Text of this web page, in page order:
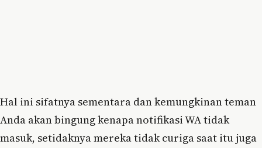
Hal ini sifatnya sementara dan kemungkinan teman
Anda akan bingung kenapa notifikasi WA tidak
masuk, setidaknya mereka tidak curiga saat itu juga